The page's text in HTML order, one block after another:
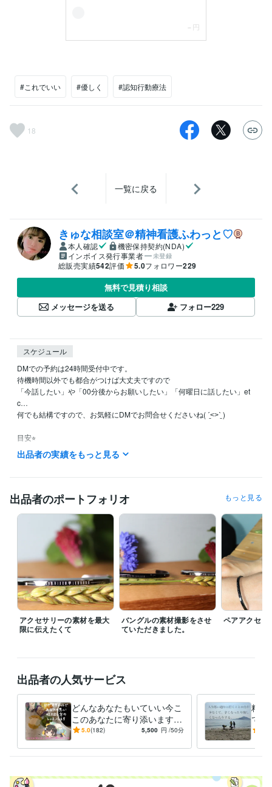
#これでいい #優しく #認知行動療法
18
一覧に戻る
きゅな相談室＠精神看護ふわっと♡
本人確認
機密保持契約(NDA)
インボイス発行事業者
未登録
総販売実績542評価 5.0フォロワー229
無料で見積り相談
メッセージを送る
フォロー229
スケジュール
DMでの予約は24時間受付中です。
待機時間以外でも都合がつけば大丈夫ですので
「今話したい」や「00分後からお願いしたい」「何曜日に話したい」et
c…
何でも結構ですので、お気軽にDMでお問合せくださいね( ˊ̱˂˃ˋ̱ )
目安⭐︎
平日 火曜から木曜19時から24時
月曜、金曜22時以降
です⭐︎
※待機中になっている時は、迷わずお電話してくださると幸いです。
記載時間外も希望があれば、メールをくださればお受けできることもあ
ると思います。ご相談ください。
経験職種
クリエイター / 写真家・カメラマン 経験年数 : 15年
クリエイター / 声優・ナレーター 経験年数 : 2年
医療・介護 / 看護師 経験年数 : 20年
ライフスタイル・その他 / カウンセラー・コーチ 経験年数 : 25年
受賞歴
（3年達成）
看護師 取得年 : 2003年
上級心理カウンセラー 取得年 : 2019年
悩み相談・カウンセリング 誰にも言えない性の話聞きます 不倫の悩
の悩み、辛さ聞きます 精神疾患の家族を持つ方の悩み聞きます 家族
出品者の実績をもっと見る
出品者のポートフォリオ もっと見る
アクセサリーの素材を最大
限に伝えたくて
バングルの素材撮影をさせ
ていただきました。
ペアアクセ
出品者の人気サービス
どんなあなたもいていい今こ
このあなたに寄り添います
現役看護師が聞いてもらいた
ます
5.0(182) 5,500 円 /50分
精神
で聞
くい